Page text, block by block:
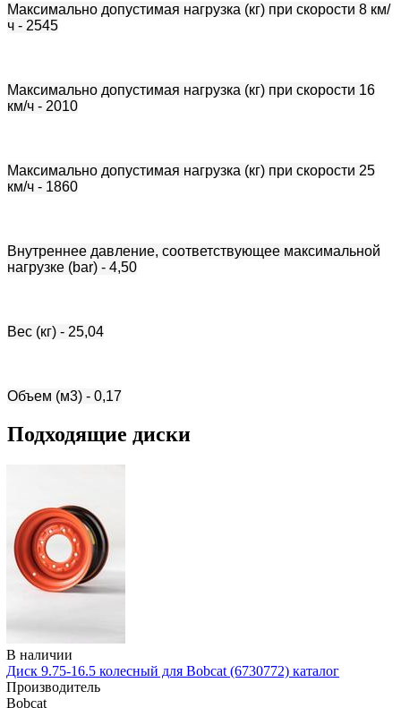
Максимально допустимая нагрузка (кг) при скорости 8 км/
ч - 2545
Максимально допустимая нагрузка (кг) при скорости 16
км/ч - 2010
Максимально допустимая нагрузка (кг) при скорости 25
км/ч - 1860
Внутреннее давление, cоответствующее максимальной
нагрузке (bar) - 4,50
Вес (кг) - 25,04
Объем (м3) - 0,17
Подходящие диски
В наличии
Диск 9.75-16.5 колесный для Bobcat (6730772) каталог
Производитель
Bobcat